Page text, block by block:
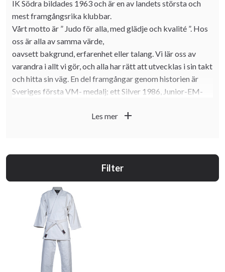
IK Södra bildades 1963 och är en av landets största och
mest framgångsrika klubbar.
Vårt motto är ” Judo för alla, med glädje och kvalité ”. Hos
oss är alla av samma värde,
oavsett bakgrund, erfarenhet eller talang. Vi lär oss av
varandra i allt vi gör, och alla har rätt att utvecklas i sin takt
och hitta sin väg. En del framgångar genom historien är
Sveriges första VM- medalj; ett Silver 1986, Junior-EM-
och några av Sveriges bästa tränare. Du kan träna i
Ågesta.
Artighet
Ärlighet
Les mer add
Filter